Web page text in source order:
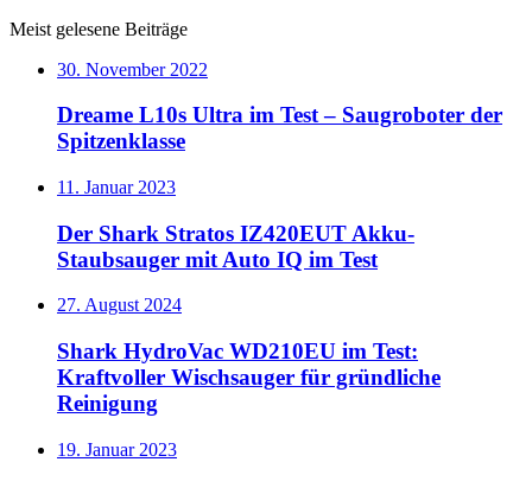
Meist gelesene Beiträge
30. November 2022
Dreame L10s Ultra im Test – Saugroboter der
Spitzenklasse
11. Januar 2023
Der Shark Stratos IZ420EUT Akku-
Staubsauger mit Auto IQ im Test
27. August 2024
Shark HydroVac WD210EU im Test:
Kraftvoller Wischsauger für gründliche
Reinigung
19. Januar 2023